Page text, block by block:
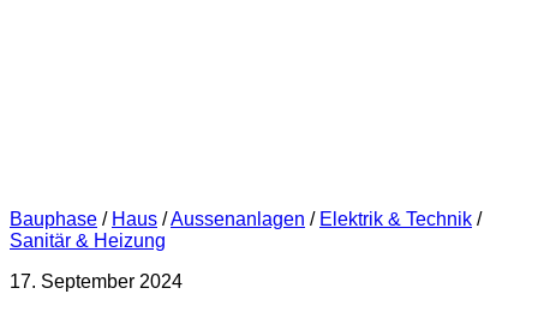
Bauphase / Haus /Aussenanlagen / Elektrik & Technik /
Sanitär & Heizung
17. September 2024